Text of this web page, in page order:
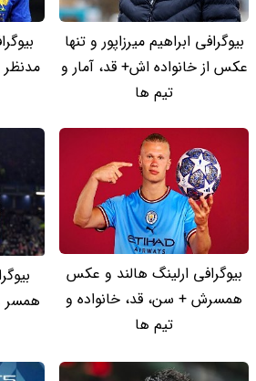
بیوگرافی ابراهیم میرزاپور و تنها
عکس از خانواده اش+ قد، آمار و
تیم ها
بیوگرافی ارلینگ هالند و عکس
همسرش + سن، قد، خانواده و
تیم ها
همسر